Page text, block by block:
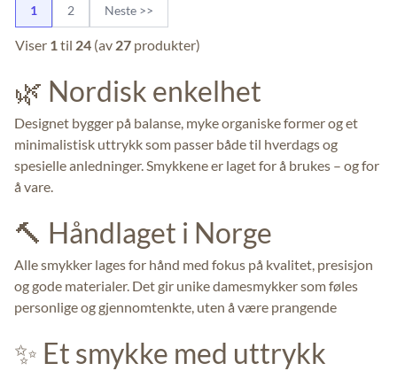
1 2 Neste >>
Viser 1 til 24(av 27produkter)
🌿 Nordisk enkelhet
Designet bygger på balanse, myke organiske former og et
minimalistisk uttrykk som passer både til hverdags og
spesielle anledninger. Smykkene er laget for å brukes – og for
å vare.
🔨 Håndlaget i Norge
Alle smykker lages for hånd med fokus på kvalitet, presisjon
og gode materialer. Det gir unike damesmykker som føles
personlige og gjennomtenkte, uten å være prangende
✨ Et smykke med uttrykk